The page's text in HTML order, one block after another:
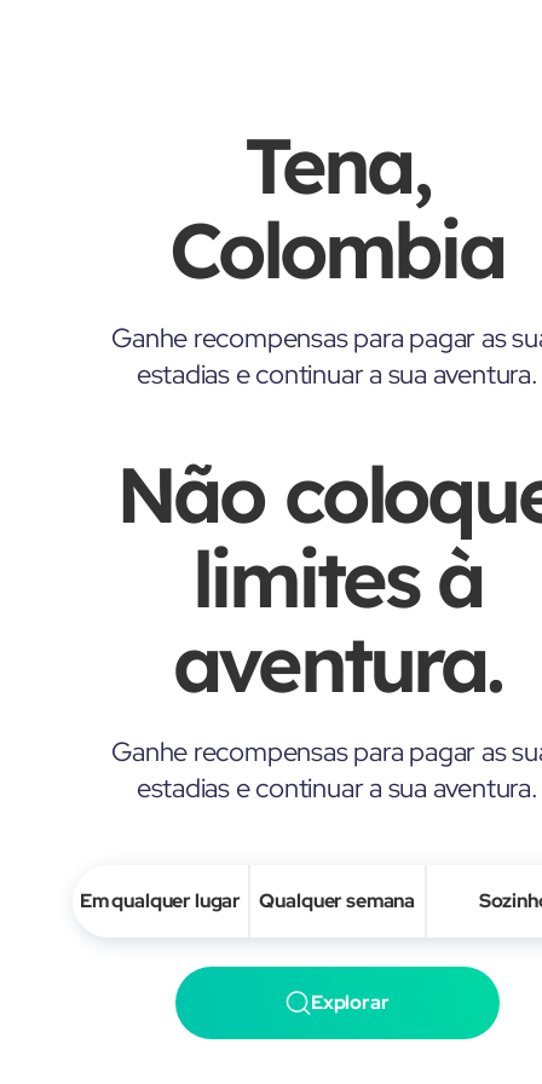
Tena,
Colombia
Ganhe recompensas para pagar as
estadias e continuar a sua aventura.
Não
limites à
aventura.
Ganhe recompensas para pagar as
estadias e continuar a sua aventura.
Em qualquer lugar Qualquer semana
Explorar